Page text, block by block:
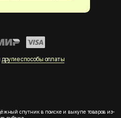
другие способы оплаты
спутник в поиске и выкупе товаров из-